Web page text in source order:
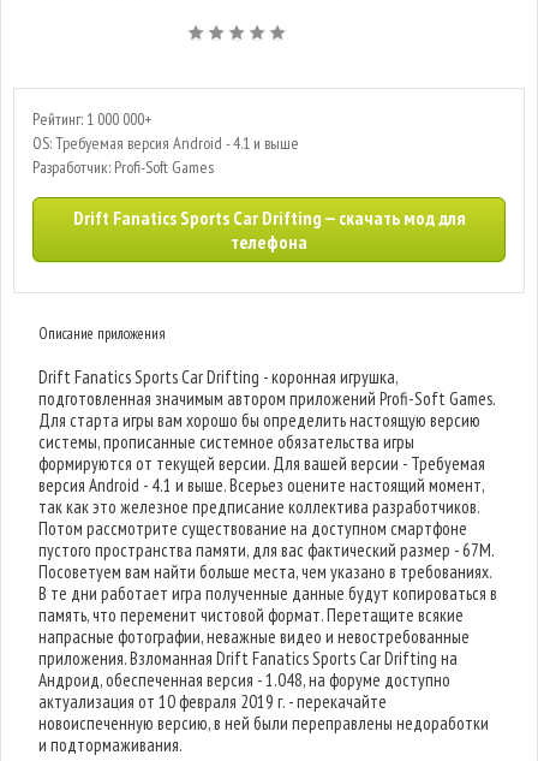
Рейтинг: 1 000 000+
OS: Требуемая версия Android - 4.1 и выше
Разработчик: Profi-Soft Games
Drift Fanatics Sports Car Drifting — скачать мод для
телефона
Описание приложения
Drift Fanatics Sports Car Drifting - коронная игрушка,
подготовленная значимым автором приложений Profi-Soft Games.
Для старта игры вам хорошо бы определить настоящую версию
системы, прописанные системное обязательства игры
формируются от текущей версии. Для вашей версии - Требуемая
версия Android - 4.1 и выше. Всерьез оцените настоящий момент,
так как это железное предписание коллектива разработчиков.
Потом рассмотрите существование на доступном смартфоне
пустого пространства памяти, для вас фактический размер - 67M.
Посоветуем вам найти больше места, чем указано в требованиях.
В те дни работает игра полученные данные будут копироваться в
память, что переменит чистовой формат. Перетащите всякие
напрасные фотографии, неважные видео и невостребованные
приложения. Взломанная Drift Fanatics Sports Car Drifting на
Андроид, обеспеченная версия - 1.048, на форуме доступно
актуализация от 10 февраля 2019 г. - перекачайте
новоиспеченную версию, в ней были переправлены недоработки
и подтормаживания.